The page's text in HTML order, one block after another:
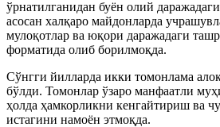
ўрнатилганидан буён олий
асосан халқаро майдонларда
мулоқотлар ва юқори даражадаги
форматида олиб борилмоқда.
Сўнгги йилларда икки томонлама
бўлди. Томонлар ўзаро манфаатли
ҳолда ҳамкорликни кенгайтириш ва
истагини намоён этмоқда.